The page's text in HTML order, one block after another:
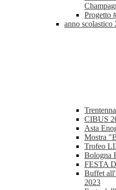
Progetto
anno scolastico
CIBUS
Asta
Mostra
Trofeo
Bologna
FESTA
Buffet
2023